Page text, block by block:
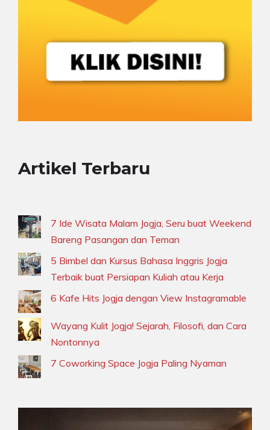
Artikel Terbaru
7 Ide Wisata Malam Jogja, Seru buat Weekend
Bareng Pasangan dan Teman
5 Bimbel dan Kursus Bahasa Inggris Jogja
Terbaik buat Persiapan Kuliah atau Kerja
6 Kafe Hits Jogja dengan View Instagramable
Wayang Kulit Jogja! Sejarah, Filosofi, dan Cara
Nontonnya
7 Coworking Space Jogja Paling Nyaman